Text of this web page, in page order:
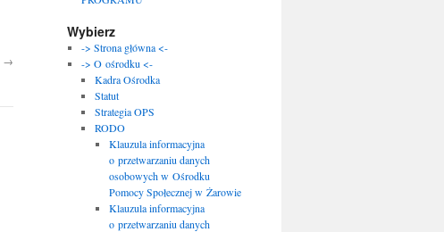
→
Wybierz
-> Strona główna <-
-> O ośrodku <-
Kadra Ośrodka
Statut
Strategia OPS
RODO
Klauzula informacyjna
o przetwarzaniu danych
osobowych w Ośrodku
Pomocy Społecznej w Żarowie
Klauzula informacyjna
o przetwarzaniu danych